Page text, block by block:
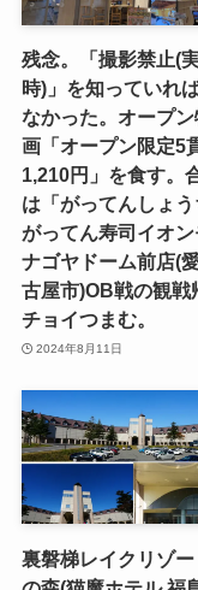
残念。「撮影禁止(
時)」を知っていれ
なかった。オープ
画「オープン限定5
1,210円」を食す。
は「がってんしょう
がってん寿司イオ
ナゴヤドーム前店(
古屋市)OB戦の観戦
チョイつまむ。
2024年8月11日
裏磐梯レイクリゾ